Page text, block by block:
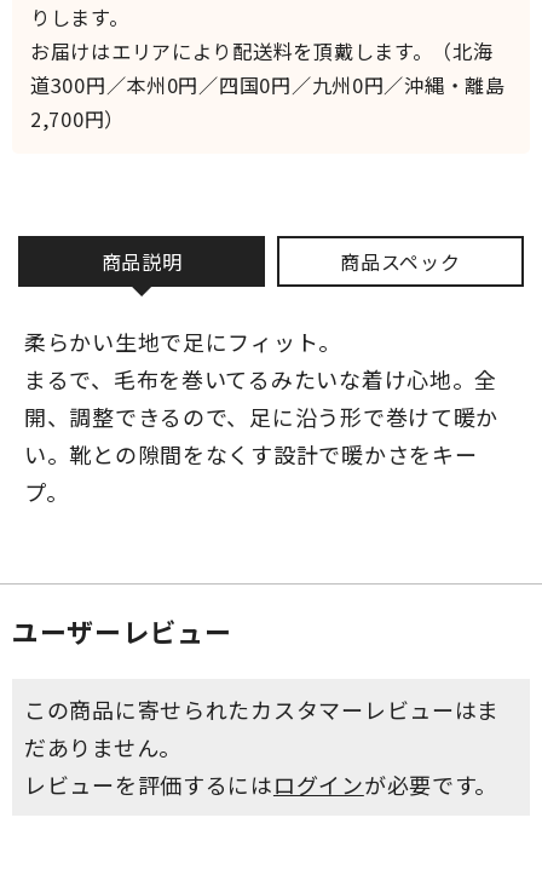
商品説明 商品スペック
柔らかい生地で足にフィット。
まるで、毛布を巻いてるみたいな着け心地。全
開、調整できるので、足に沿う形で巻けて暖か
い。靴との隙間をなくす設計で暖かさをキー
プ。
りします。
お届けはエリアにより配送料を頂戴します。（北海
道300円／本州0円／四国0円／九州0円／沖縄・離島
2,700円）
ユーザーレビュー
この商品に寄せられたカスタマーレビューはま
だありません。
レビューを評価するにはログインが必要です。